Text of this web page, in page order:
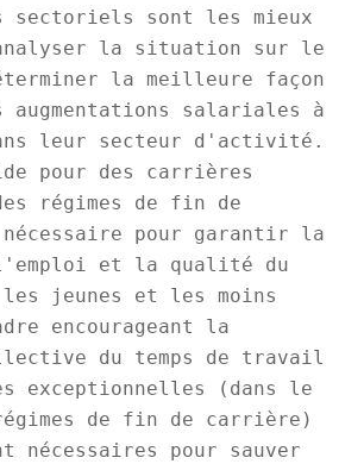
sectoriels sont les mieux
la situation sur le
la meilleure façon
augmentations salariales à
leur secteur d'activité.
pour des carrières
régimes de fin de
pour garantir la
et la qualité du
jeunes et les moins
encourageant la
du temps de travail
exceptionnelles (dans le
de fin de carrière)
nécessaires pour sauver